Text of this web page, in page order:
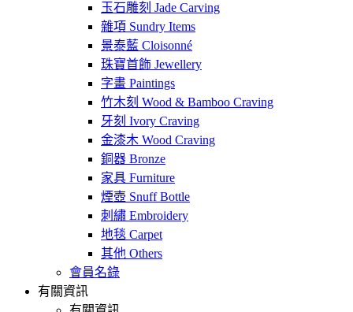
玉石雕刻 Jade Carving
雜項 Sundry Items
景泰藍 Cloisonné
珠寶首飾 Jewellery
字畫 Paintings
竹木刻 Wood & Bamboo Craving
牙刻 Ivory Craving
金漆木 Wood Craving
銅器 Bronze
家具 Furniture
煙壺 Snuff Bottle
刺繡 Embroidery
地毯 Carpet
其他 Others
會員名錄
有關資訊